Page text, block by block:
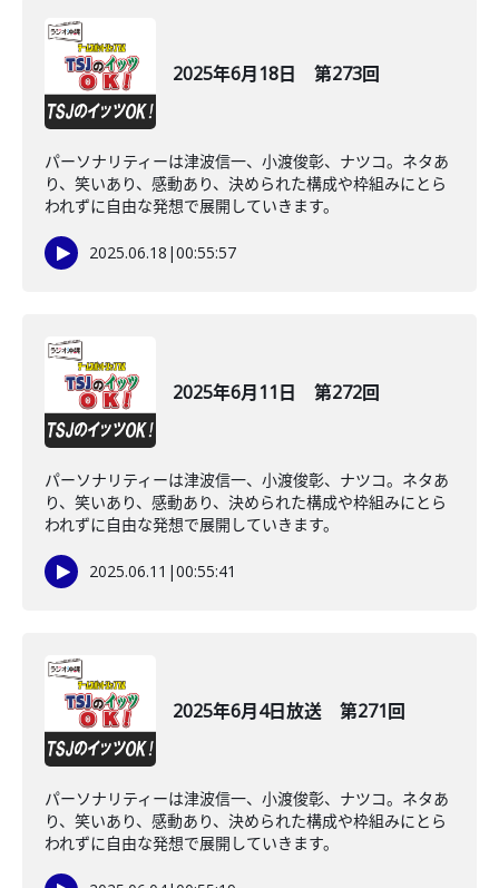
2025年6月18日 第273回
パーソナリティーは津波信一、小渡俊彰、ナツコ。ネタあ
り、笑いあり、感動あり、決められた構成や枠組みにとら
われずに自由な発想で展開していきます。
2025.06.18 |00:55:57
2025年6月11日 第272回
パーソナリティーは津波信一、小渡俊彰、ナツコ。ネタあ
り、笑いあり、感動あり、決められた構成や枠組みにとら
われずに自由な発想で展開していきます。
2025.06.11 |00:55:41
2025年6月4日放送 第271回
パーソナリティーは津波信一、小渡俊彰、ナツコ。ネタあ
り、笑いあり、感動あり、決められた構成や枠組みにとら
われずに自由な発想で展開していきます。